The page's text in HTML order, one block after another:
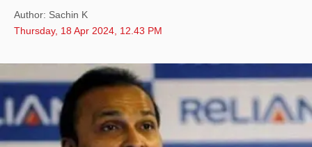
Author: Sachin K
Thursday, 18 Apr 2024, 12.43 PM